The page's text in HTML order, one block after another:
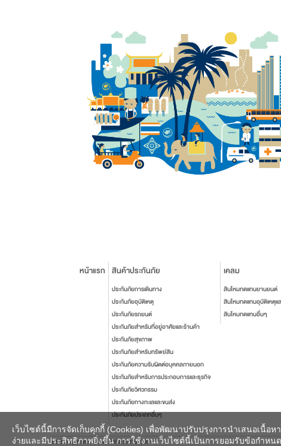
เว็บไซต์นี้มีการจัดเก็บคุกกี้ (Cookies) เพื่อพัฒนาปรับปรุงการนำเสนอเนื้อ
ง่ายและมีประสิทธิภาพยิ่งขึ้น การใช้งานเว็บไซต์นี้เป็นการยอมรับข้อกำหน
หน้าแรก สินค้าประกันภัย
ประกันภัยการเดินทาง
ประกันภัยอุบัติเหตุ
ประกันภัยรถยนต์
ประกันภัยสำหรับที่อยู่อาศัยและร้านค้า
ประกันภัยสุขภาพ
ประกันภัยสำหรับทรัพย์สิน
ประกันภัยความรับผิดต่อบุคคลภายนอก
ประกันภัยสำหรับการประกอบการและธุรกิจ
ประกันภัยวิศวกรรม
ประกันภัยทางทะเลและขนส่ง
ประกันภัยประเภทอื่นๆ
เคลม
สินไหมทดแทนยานยนต์
สินไหมทดแทนอุบัติเหตุแ
สินไหมทดแทนอื่นๆ
บริษัท กรุงเทพประกันภัย จำกัด (มหาชน) 2014